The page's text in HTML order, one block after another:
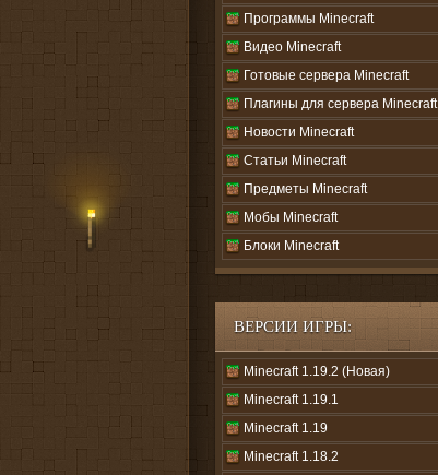
Программы Minecraft
Видео Minecraft
Готовые сервера Minecraft
Плагины для сервера Minecraft
Новости Minecraft
Статьи Minecraft
Предметы Minecraft
Мобы Minecraft
Блоки Minecraft
ВЕРСИИ ИГРЫ:
Minecraft 1.19.2 (Новая)
Minecraft 1.19.1
Minecraft 1.19
Minecraft 1.18.2